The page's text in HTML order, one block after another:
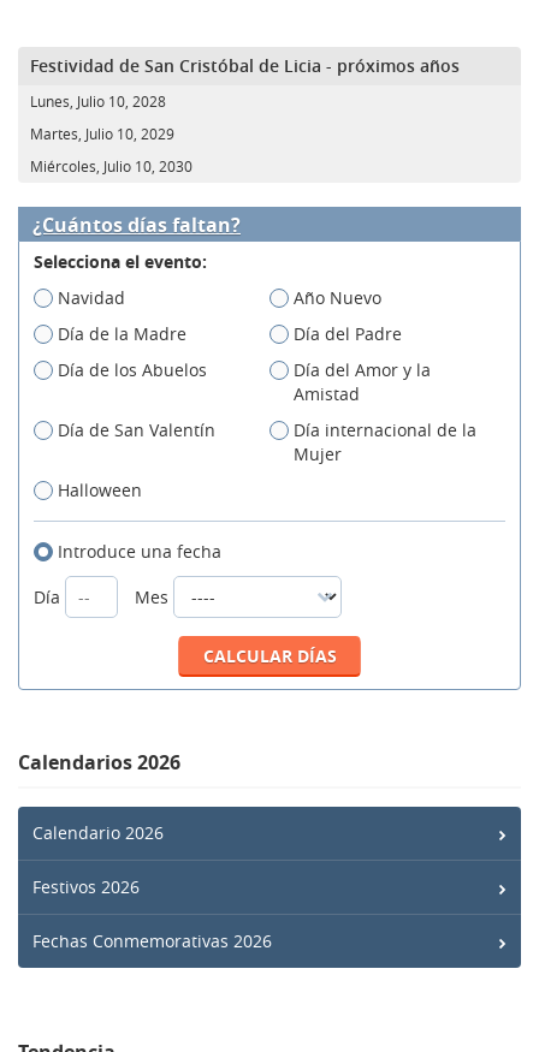
Festividad de San Cristóbal de Licia - próximos años
Lunes, Julio 10, 2028
Martes, Julio 10, 2029
Miércoles, Julio 10, 2030
¿Cuántos días faltan?
Selecciona el evento:
Navidad
Año Nuevo
Día de la Madre
Día del Padre
Día de los Abuelos
Día del Amor y la
Amistad
Día de San Valentín
Día internacional de la
Mujer
Halloween
Introduce una fecha
Día
Mes
Calendarios 2026
Calendario 2026
Festivos 2026
Fechas Conmemorativas 2026